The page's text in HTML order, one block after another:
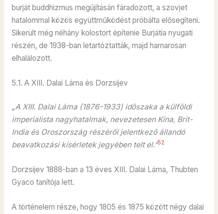
burját buddhizmus megújításán fáradozott, a szovjet
hatalommal közös együttműködést próbálta elősegíteni.
Sikerült még néhány kolostort építenie Burjátia nyugati
részén, de 1938-ban letartóztatták, majd hamarosan
elhalálozott.
5.1. A XIII. Dalai Láma és Dorzsijev
„A XIII. Dalai Láma (1876-1933) időszaka a külföldi
imperialista nagyhatalmak, nevezetesen Kína, Brit-
India és Oroszország részéről jelentkező állandó
beavatkozási kísérletek jegyében telt el.”52
Dorzsijev 1888-ban a 13 éves XIII. Dalai Láma, Thubten
Gyaco tanítója lett.
A történelem része, hogy 1805 és 1875 között négy dalai